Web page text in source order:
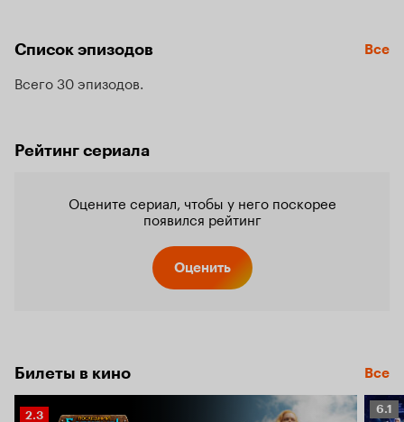
Список эпизодов Все
Всего 30 эпизодов
Рейтинг сериала
Оцените сериал, чтобы у него поскорее
появился рейтинг
Оценить
Билеты в кино Все
Рейтинг
2.3 6.1